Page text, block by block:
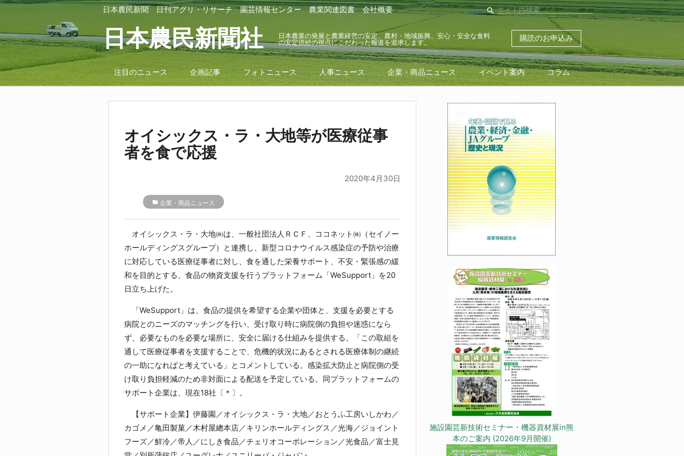
日本農民新聞 日刊アグリ・リサーチ 園芸情報センター 農業関連図書 会社概要 search
日本農民新聞社
日本農業の発展と農業経営の安定、農村・地域振興、安心・安全な食料
の安定供給の視点にこだわった報道を追求します。
購読のお申込み
注目のニュース 企画記事 フォトニュース 人事ニュース 企業・商品ニュース イベント案内 コラム
オイシックス・ラ・大地等が医療従事
者を食で応援
2020年4月30日
folder 企業・商品ニュース
オイシックス・ラ・大地㈱は、一般社団法人ＲＣＦ、ココネット㈱（セイノー
ホールディングスグループ）と連携し、新型コロナウイルス感染症の予防や治療
に対応している医療従事者に対し、食を通した栄養サポート、不安・緊張感の緩
和を目的とする、食品の物資支援を行うプラットフォーム「WeSupport」を20
日立ち上げた。
「WeSupport」は、食品の提供を希望する企業や団体と、支援を必要とする
病院とのニーズのマッチングを行い、受け取り時に病院側の負担や迷惑になら
ず、必要なものを必要な場所に、安全に届ける仕組みを提供する。「この取組を
通して医療従事者を支援することで、危機的状況にあるとされる医療体制の継続
の一助になればと考えている」とコメントしている。感染拡大防止と病院側の受
け取り負担軽減のため非対面による配送を予定している。同プラットフォームの
サポート企業は、現在18社〔＊〕。
【サポート企業】伊藤園／オイシックス・ラ・大地／おとうふ工房いしかわ／
カゴメ／亀田製菓／木村屋總本店／キリンホールディングス／光海／ジョイント
フーズ／鮮冷／帝人／にしき食品／チェリオコーポレーション／光食品／富士見
施設園芸新技術セミナー・機器資材展in熊
本のご案内 (2026年9月開催)